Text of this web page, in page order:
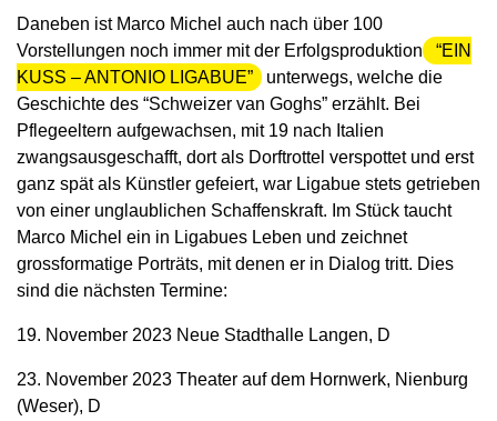
Daneben ist Marco Michel auch nach über 100
Vorstellungen noch immer mit der Erfolgsproduktion
“EIN
KUSS – ANTONIO LIGABUE”
unterwegs, welche die
Geschichte des “Schweizer van Goghs” erzählt. Bei
Pflegeeltern aufgewachsen, mit 19 nach Italien
zwangsausgeschafft, dort als Dorftrottel verspottet und erst
ganz spät als Künstler gefeiert, war Ligabue stets getrieben
von einer unglaublichen Schaffenskraft. Im Stück taucht
Marco Michel ein in Ligabues Leben und zeichnet
grossformatige Porträts, mit denen er in Dialog tritt. Dies
sind die nächsten Termine:
19. November 2023 Neue Stadthalle Langen, D
23. November 2023 Theater auf dem Hornwerk, Nienburg
(Weser), D